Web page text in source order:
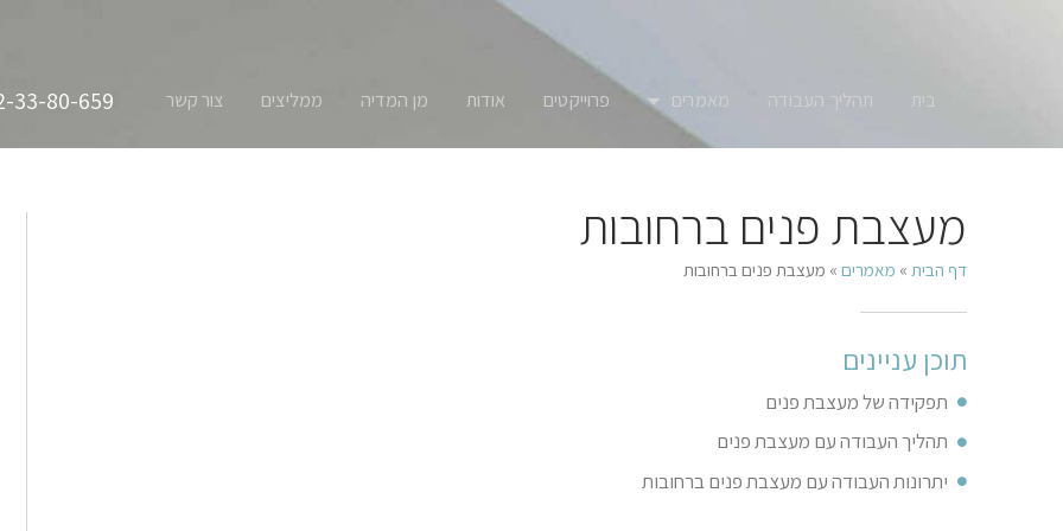
בית תהליך העבודה מאמרים פרוייקטים אודות מן המדיה ממליצים צור קשר 33-80-659
מעצבת פנים ברחובות
דף הבית » מאמרים» מעצבת פנים ברחובות
תוכן עניינים
תפקידה של מעצבת פנים
תהליך העבודה עם מעצבת פנים
יתרונות העבודה עם מעצבת פנים ברחובות